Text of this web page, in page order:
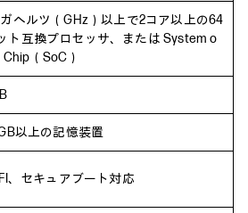
ヘルツ（GHz）以上で2コア以上の64
ト互換プロセッサ、または System o
Chip（SoC）
以上の記憶装置
、セキュアブート対応